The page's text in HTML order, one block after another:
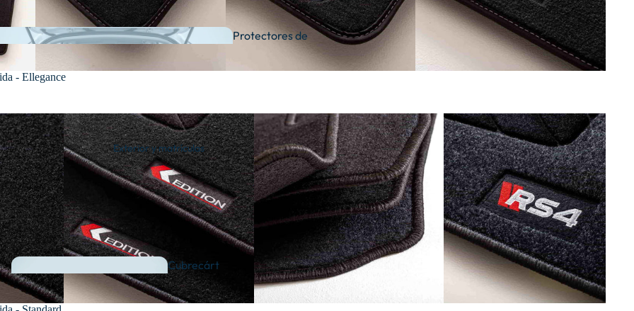
todas
Protectores de
Universales y
semimedida
Exterior y matrículas
Cubrecárt
eres
- Ellegance